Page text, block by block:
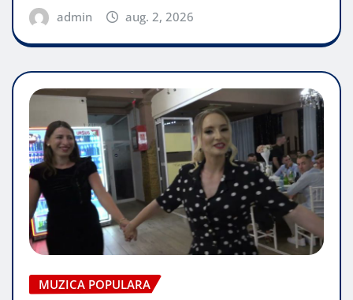
admin aug. 2, 2026
MUZICA POPULARA